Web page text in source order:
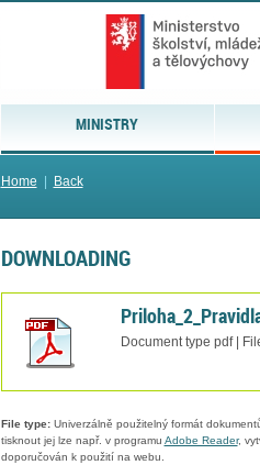
MINISTRY
Home Back
DOWNLOADING
Document type pdf |
File type:Univerzálně použitelný formát
tisknout jej lze např. v programu Adobe Reader,
doporučován k použití na webu.